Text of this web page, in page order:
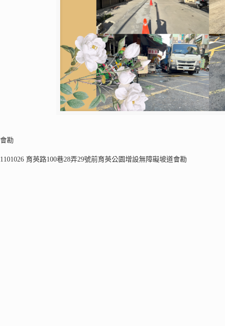
會勘
1101026 育英路100巷28弄29號前育英公園增設無障礙坡道會勘